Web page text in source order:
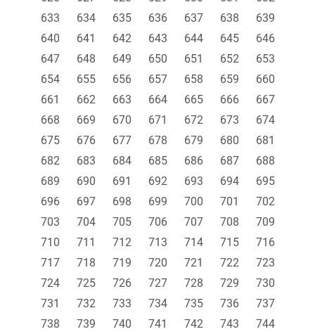
633
634 635 636 637 638
639
640
641 642 643 644 645
646
647
648 649 650 651 652
653
654
655 656 657 658 659
660
661
662 663 664 665 666
667
668
669 670 671 672 673
674
675
676 677 678 679 680
681
682
683 684 685 686 687
688
689
690 691 692 693 694
695
696
697 698 699 700 701
702
703
704 705 706 707 708
709
710
711 712 713 714 715
716
717
718 719 720 721 722
723
724
725 726 727 728 729
730
731
732 733 734 735 736
737
738
739 740 741 742 743
744